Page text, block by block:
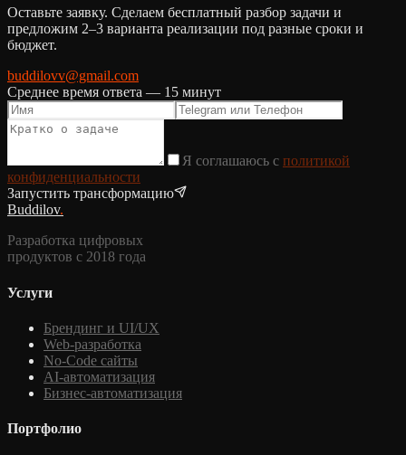
.
Оставьте заявку. Сделаем бесплатный разбор задачи и
предложим 2–3 варианта реализации под разные сроки и
бюджет.
buddilovv@gmail.com
Среднее время ответа — 15 минут
Я соглашаюсь с политикой
конфиденциальности
Запустить трансформацию
Buddilov.
Разработка цифровых
продуктов с 2018 года
Услуги
Брендинг и UI/UX
Web-разработка
No-Code сайты
AI-автоматизация
Бизнес-автоматизация
Портфолио